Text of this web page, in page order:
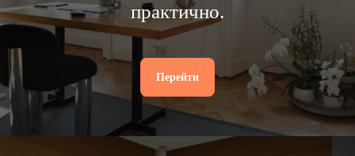
практично.
Перейти